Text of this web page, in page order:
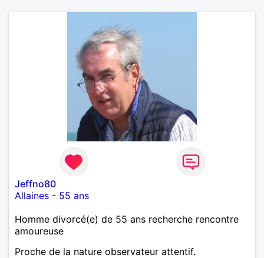
Jeffno80
Allaines - 55 ans
Homme divorcé(e) de 55 ans recherche rencontre
amoureuse
Proche de la nature observateur attentif.